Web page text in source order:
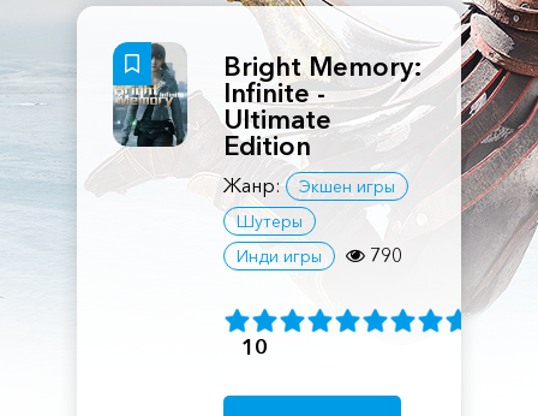
Bright Memory:
Infinite -
Ultimate
Edition
Жанр:
Экшен игры
Шутеры
Инди игры
790
10